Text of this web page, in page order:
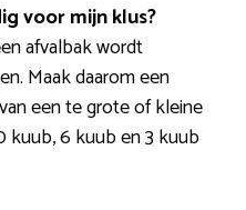
voor mijn klus?
afvalbak wordt
Maak daarom een
een te grote of kleine
kuub, 6 kuub en 3 kuub